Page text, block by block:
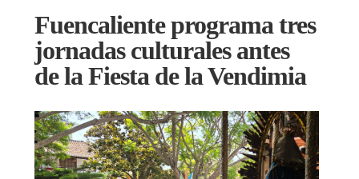
Fuencaliente programa tres
jornadas culturales antes
de la Fiesta de la Vendimia